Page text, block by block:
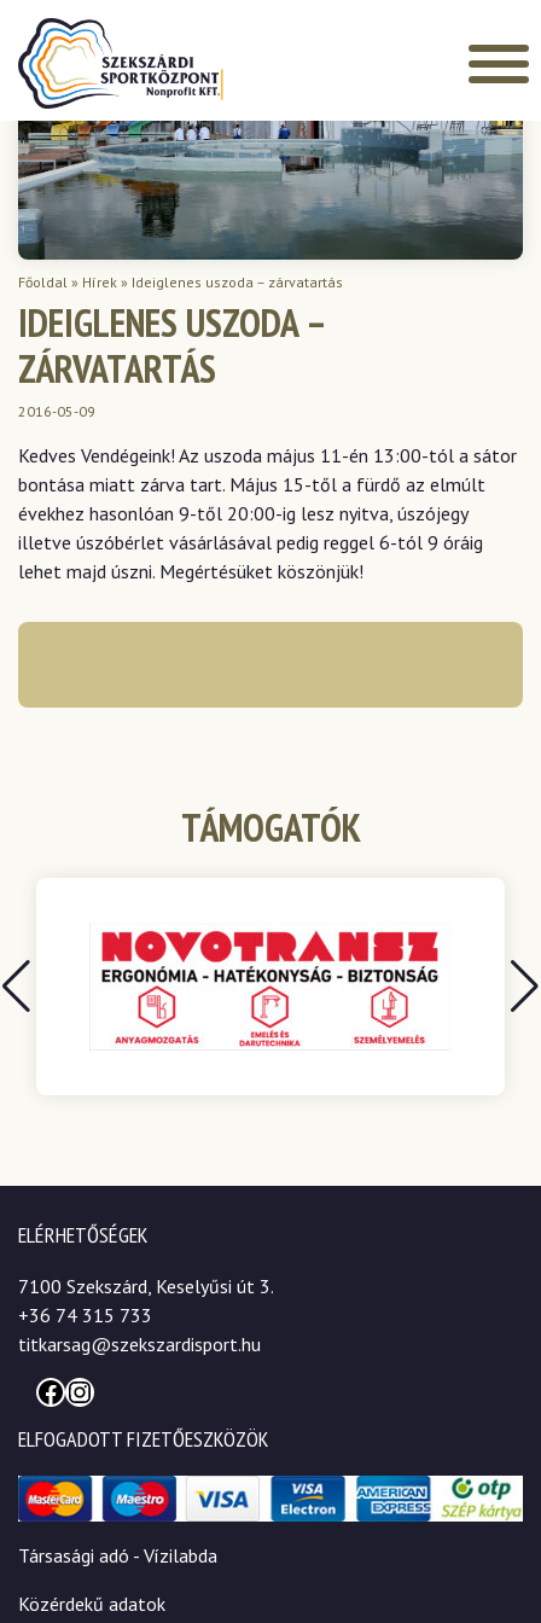
Főoldal » Hírek » Ideiglenes uszoda – zárvatartás
IDEIGLENES USZODA –
ZÁRVATARTÁS
2016-05-09
Kedves Vendégeink! Az uszoda május 11-én 13:00-tól a sátor
bontása miatt zárva tart. Május 15-től a fürdő az elmúlt
évekhez hasonlóan 9-től 20:00-ig lesz nyitva, úszójegy
illetve úszóbérlet vásárlásával pedig reggel 6-tól 9 óráig
lehet majd úszni. Megértésüket köszönjük!
TÁMOGATÓK
ELÉRHETŐSÉGEK
7100 Szekszárd, Keselyűsi út 3.
+36 74 315 733
titkarsag@szekszardisport.hu
Facebook
Instagram
ELFOGADOTT FIZETŐESZKÖZÖK
Társasági adó - Vízilabda
Közérdekű adatok